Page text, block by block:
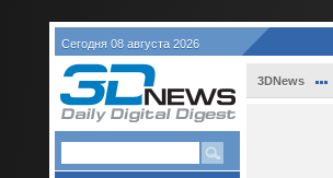
Сегодня 08 августа 2026
3DNews